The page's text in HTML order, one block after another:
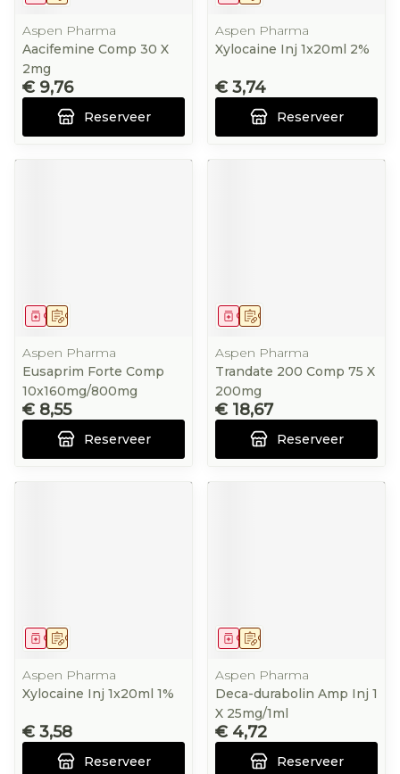
Aspen Pharma
Aacifemine Comp 30 X
2mg
€ 9,76
Reserveer
Aspen Pharma
Xylocaine Inj 1x20ml 2%
€ 3,74
Reserveer
Op voorschrift
Geneesmiddel
Aspen Pharma
Eusaprim Forte Comp
10x160mg/800mg
€ 8,55
Reserveer
Op voorschrift
Geneesmiddel
Aspen Pharma
Trandate 200 Comp 75 X
200mg
€ 18,67
Reserveer
Op voorschrift
Geneesmiddel
Aspen Pharma
Xylocaine Inj 1x20ml 1%
€ 3,58
Reserveer
Op voorschrift
Geneesmiddel
Aspen Pharma
Deca-durabolin Amp Inj 1
X 25mg/1ml
€ 4,72
Reserveer